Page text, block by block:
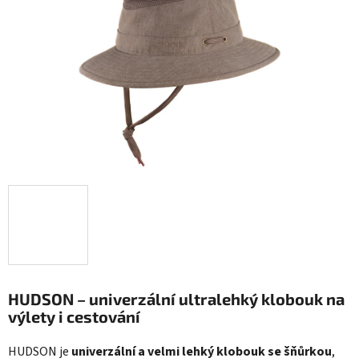
HUDSON – univerzální ultralehký klobouk na
výlety i cestování
HUDSON je univerzální a velmi lehký klobouk se šňůrkou,